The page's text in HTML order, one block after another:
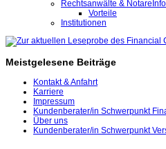
Rechtsanwälte & Notare
Vorteile
Institutionen
Meistgelesene Beiträge
Kontakt & Anfahrt
Karriere
Impressum
Kundenberater/in Schwerpunkt
Über uns
Kundenberater/in Schwerpunkt